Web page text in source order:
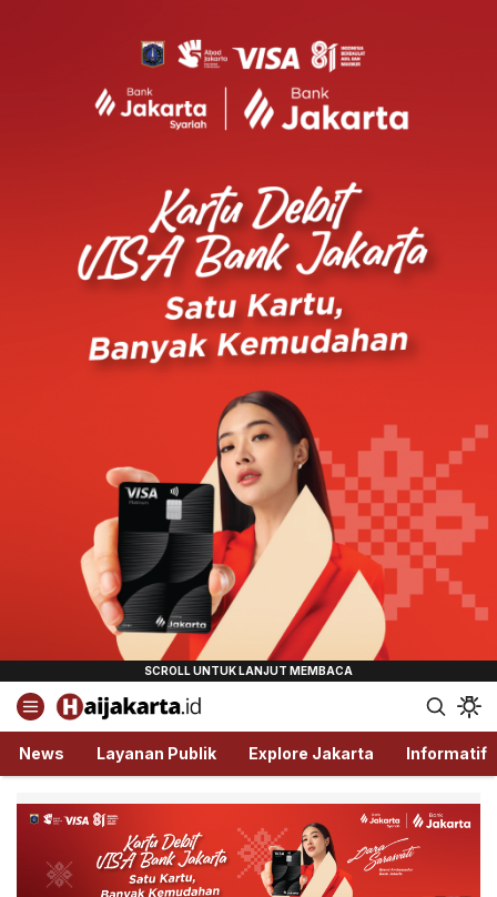
Haijakarta.id
Semua Tentang Jakarta Ada Disini!
News Layanan Publik Explore Jakarta Informatif